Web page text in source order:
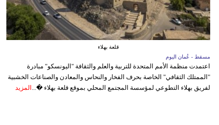
قلعة بهلاء
مسقط - عُمان اليوم
اعتمدت منظمة الأمم المتحدة للتربية والعلم والثقافة "اليونسكو" مبادرة
"الممتلك الثقافي" الخاصة بحرف الفخار والنحاس والمعادن والصناعات الخشبية
لفريق بهلاء التطوعي لمؤسسة المجتمع المحلي بموقع قلعة بهلاء �... المزيد